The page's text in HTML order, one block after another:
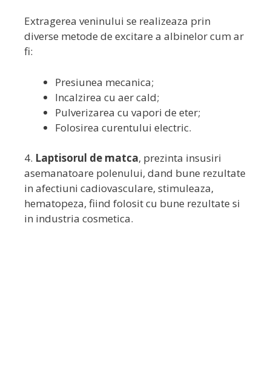
Extragerea veninului se realizeaza prin
diverse metode de excitare a albinelor cum ar
fi:
Presiunea mecanica;
Incalzirea cu aer cald;
Pulverizarea cu vapori de eter;
Folosirea curentului electric.
4. Laptisorul de matca, prezinta insusiri
asemanatoare polenului, dand bune rezultate
in afectiuni cadiovasculare, stimuleaza,
hematopeza, fiind folosit cu bune rezultate si
in industria cosmetica.